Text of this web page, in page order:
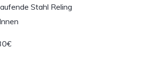
Stahl Reling